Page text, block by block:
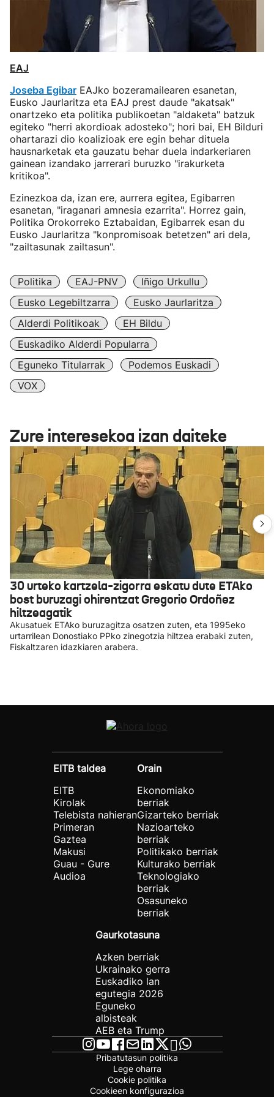
EAJ
Joseba Egibar EAJko bozeramailearen esanetan,
Eusko Jaurlaritza eta EAJ prest daude "akatsak"
onartzeko eta politika publikoetan "aldaketa" batzuk
egiteko "herri akordioak adosteko"; hori bai, EH Bilduri
ohartarazi dio koalizioak ere egin behar dituela
hausnarketak eta gauzatu behar duela indarkeriaren
gainean izandako jarrerari buruzko "irakurketa
kritikoa".
Ezinezkoa da, izan ere, aurrera egitea, Egibarren
esanetan, "iraganari amnesia ezarrita". Horrez gain,
Politika Orokorreko Eztabaidan, Egibarrek esan du
Eusko Jaurlaritza "konpromisoak betetzen" ari dela,
"zailtasunak zailtasun".
Politika EAJ-PNV
Iñigo Urkullu
Eusko Legebiltzarra
Eusko Jaurlaritza
Alderdi Politikoak
EH Bildu
Euskadiko Alderdi Popularra
Eguneko Titularrak
Podemos Euskadi
VOX
Zure interesekoa izan daiteke
30 urteko kartzela-zigorra eskatu dute ETAko
bost buruzagi ohirentzat Gregorio Ordoñez
hiltzeagatik
Akusatuek ETAko buruzagitza osatzen zuten, eta 1995eko
urtarrilean Donostiako PPko zinegotzia hiltzea erabaki zuten,
Fiskaltzaren idazkiaren arabera.
EITB taldea
EITB
Kirolak
Telebista nahieran
Primeran
Gaztea
Makusi
Guau - Gure
Audioa
Orain
Ekonomiako
berriak
Gizarteko berriak
Nazioarteko
berriak
Politikako berriak
Kulturako berriak
Teknologiako
berriak
Osasuneko
berriak
Gaurkotasuna
Azken berriak
Ukrainako gerra
Euskadiko lan
egutegia 2026
Eguneko
albisteak
AEB eta Trump
Pribatutasun politika
Lege oharra
Cookie politika
Cookieen konfigurazioa